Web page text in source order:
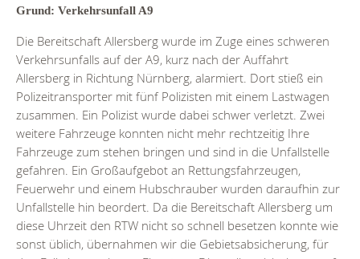
Grund: Verkehrsunfall A9
Die Bereitschaft Allersberg wurde im Zuge eines schweren
Verkehrsunfalls auf der A9, kurz nach der Auffahrt
Allersberg in Richtung Nürnberg, alarmiert. Dort stieß ein
Polizeitransporter mit fünf Polizisten mit einem Lastwagen
zusammen. Ein Polizist wurde dabei schwer verletzt. Zwei
weitere Fahrzeuge konnten nicht mehr rechtzeitig Ihre
Fahrzeuge zum stehen bringen und sind in die Unfallstelle
gefahren. Ein Großaufgebot an Rettungsfahrzeugen,
Feuerwehr und einem Hubschrauber wurden daraufhin zur
Unfallstelle hin beordert. Da die Bereitschaft Allersberg um
diese Uhrzeit den RTW nicht so schnell besetzen konnte wie
sonst üblich, übernahmen wir die Gebietsabsicherung, für